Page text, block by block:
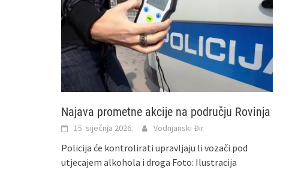
Najava prometne akcije na području Rovinja
15. siječnja 2026. Vodnjanski Đir
Policija će kontrolirati upravljaju li vozači pod
utjecajem alkohola i droga Foto: Ilustracija